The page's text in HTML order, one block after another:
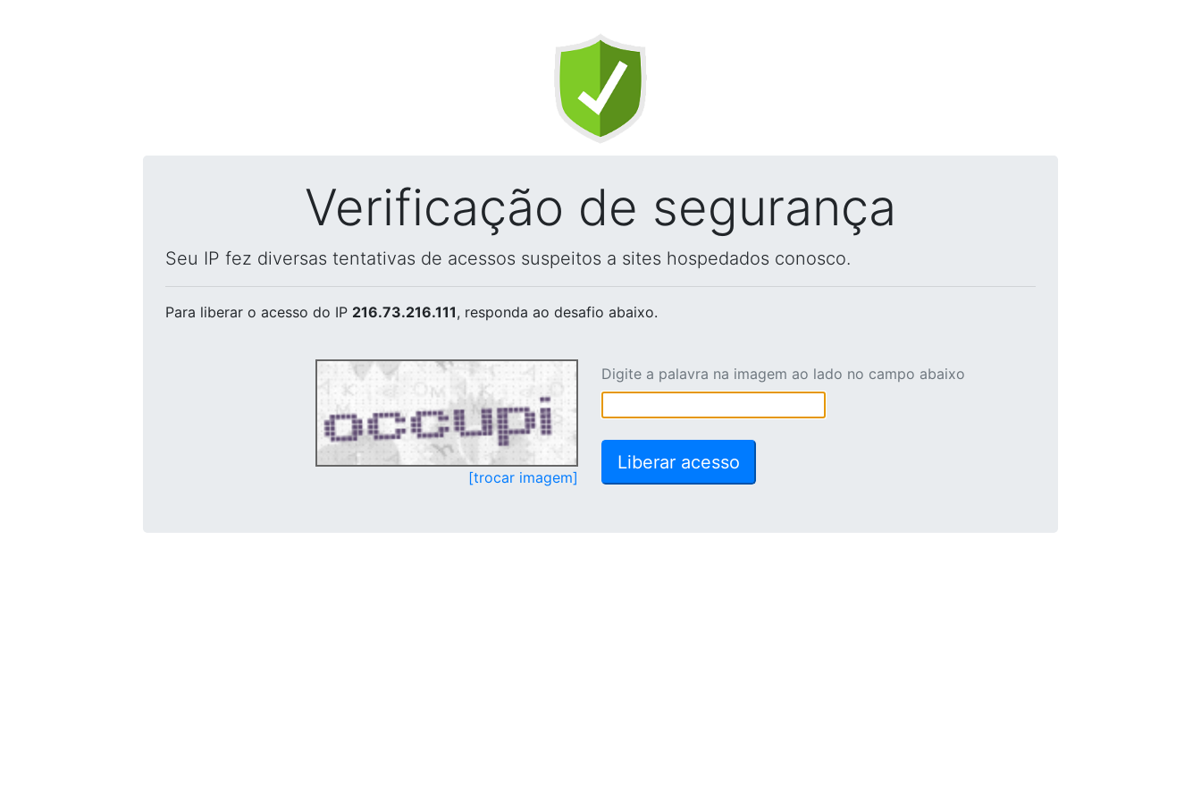
Verificação de segurança
Seu IP fez diversas tentativas de acessos suspeitos a sites hospedados conosco.
Para liberar o acesso do IP 216.73.216.111, responda ao desafio abaixo.
[trocar imagem]
Digite a palavra na imagem ao lado no campo abaixo